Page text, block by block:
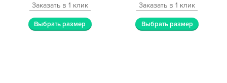
Заказать в 1 клик
Выбрать размер
Заказать в 1 клик
Выбрать размер